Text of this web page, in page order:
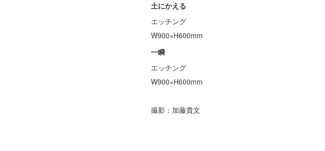
土にかえる
エッチング
W900×H600mm
一瞬
エッチング
W900×H600mm
撮影：加藤貴文